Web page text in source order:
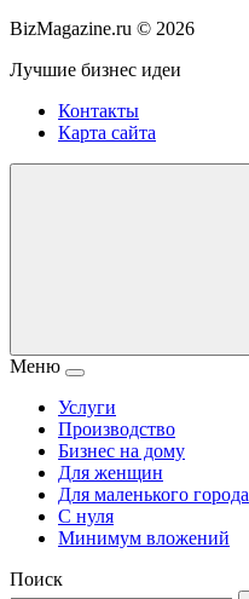
BizMagazine.ru © 2026
Лучшие бизнес идеи
Контакты
Карта сайта
Меню
Услуги
Производство
Бизнес на дому
Для женщин
Для маленького города
С нуля
Минимум вложений
Поиск